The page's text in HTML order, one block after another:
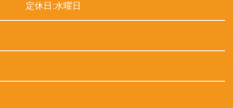
定休日:水曜日